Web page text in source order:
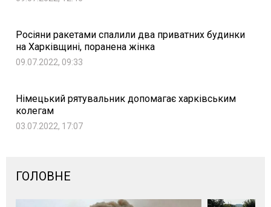
Росіяни ракетами спалили два приватних будинки
на Харківщині, поранена жінка
09.07.2022, 09:33
Німецький рятувальник допомагає харківським
колегам
03.07.2022, 17:07
ГОЛОВНЕ